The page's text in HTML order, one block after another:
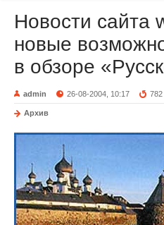
Новости сайта
новые
в обзоре
admin 26-08-2004, 10:17 782
Архив